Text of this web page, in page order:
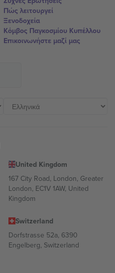
Πώς λειτουργεί
Ξενοδοχεία
Κόμβος Παγκοσμίου Κυπέλλου
Επικοινωνήστε μαζί μας
United Kingdom
167 City Road, London, Greater
London, EC1V 1AW, United
Kingdom
Switzerland
Dorfstrasse 52a, 6390
Engelberg, Switzerland